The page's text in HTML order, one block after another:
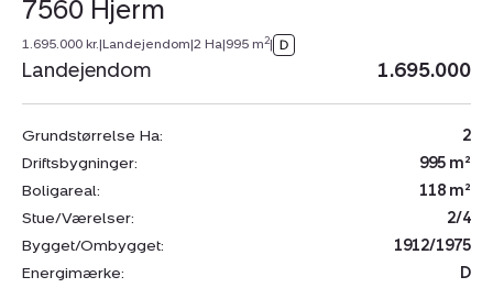
7560 Hjerm
1.695.000 kr.|Landejendom|2 Ha|995 m2|
Landejendom 1.695.000
Grundstørrelse Ha:
2
Driftsbygninger:
995 m²
Boligareal:
118 m²
Stue/Værelser:
2/4
Bygget/Ombygget:
1912/1975
Energimærke:
D